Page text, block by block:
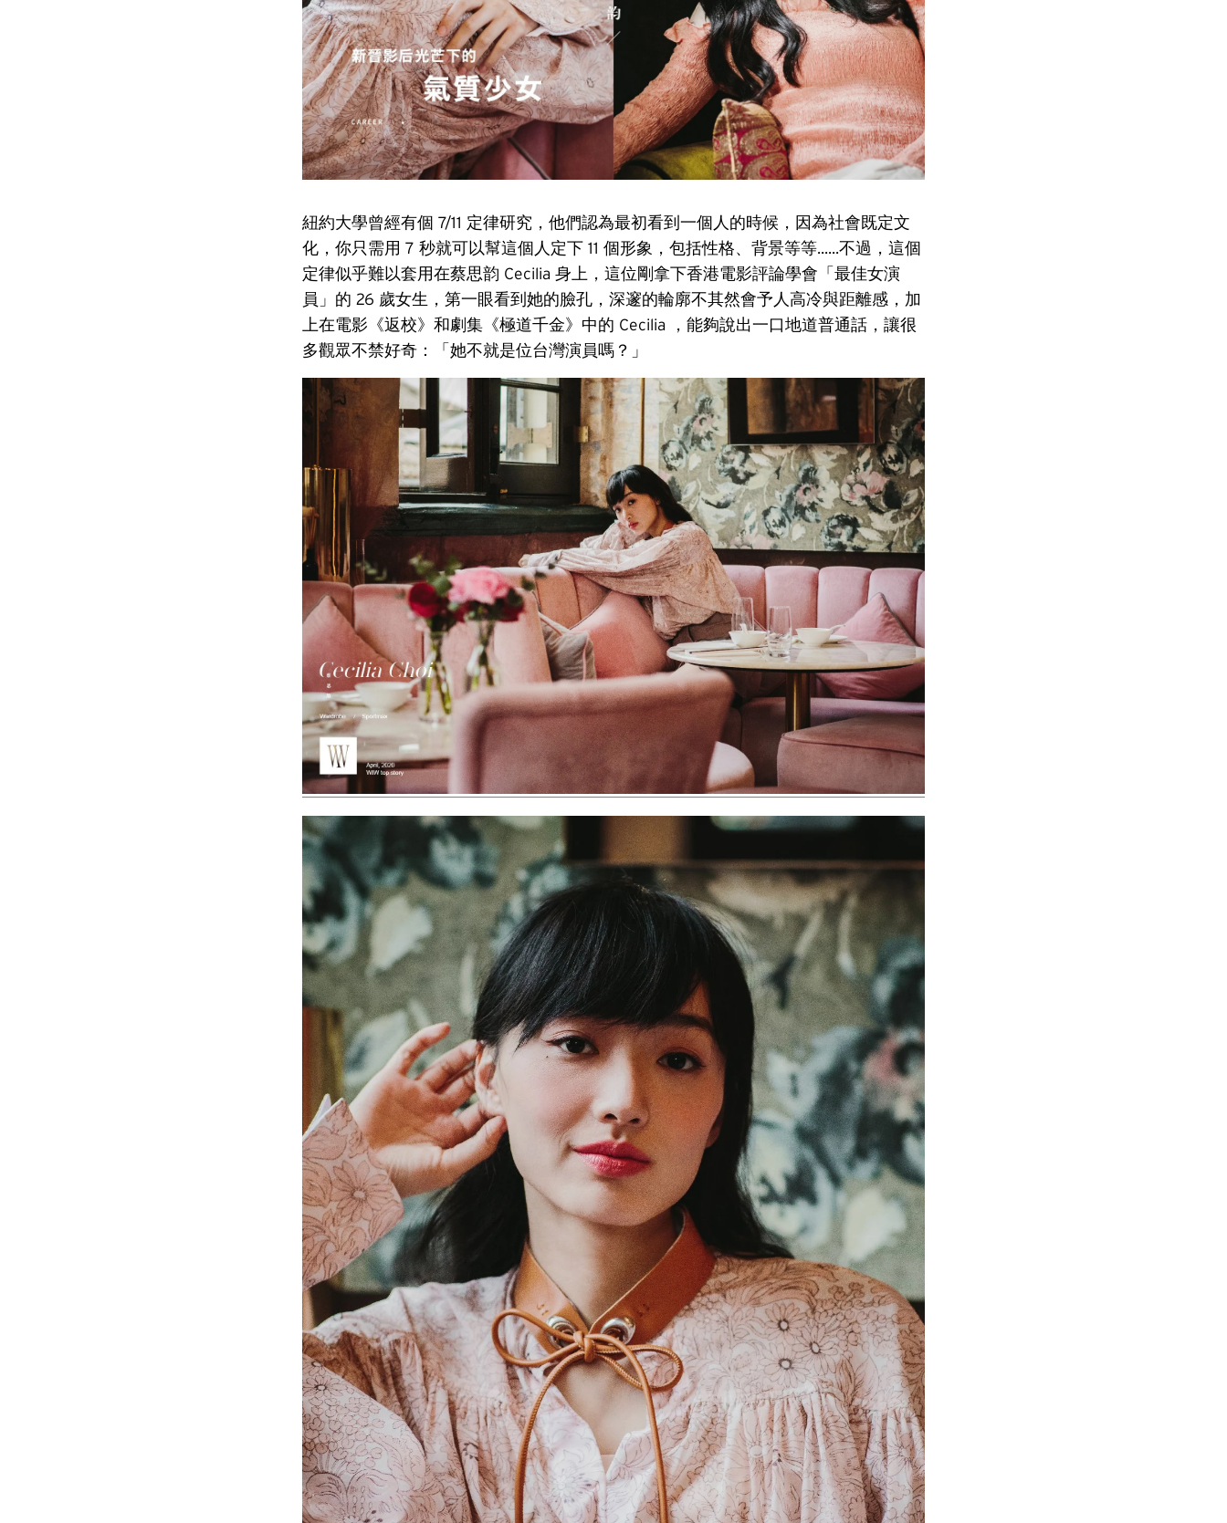
紐約大學曾經有個 7/11 定律研究，他們認為最初看到一個人的時候，因為社會既定文
化，你只需用 7 秒就可以幫這個人定下 11 個形象，包括性格、背景等等......不過，這個
定律似乎難以套用在蔡思韵 Cecilia 身上，這位剛拿下香港電影評論學會「最佳女演
員」的 26 歲女生，第一眼看到她的臉孔，深邃的輪廓不其然會予人高冷與距離感，加
上在電影《返校》和劇集《極道千金》中的 Cecilia ，能夠說出一口地道普通話，讓很
多觀眾不禁好奇：「她不就是位台灣演員嗎？」